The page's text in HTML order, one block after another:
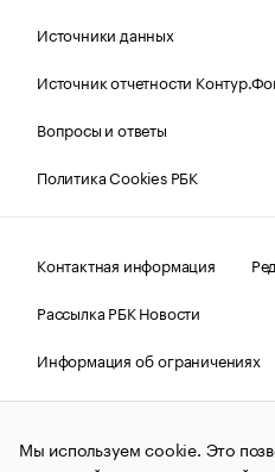
Источники данных
Источник отчетности
Вопросы и ответы
Политика Cookies РБК
Контактная информация
Рассылка РБК Новости
Информация об ограничениях
Правовая информация
О
© АО
Мы используем cookie. Это